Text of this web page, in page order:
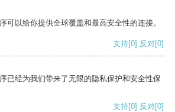
可以给你提供全球覆盖和最高安全性的连接。
支持[0] 反对[0]
已经为我们带来了无限的隐私保护和安全性保
支持[0] 反对[0]